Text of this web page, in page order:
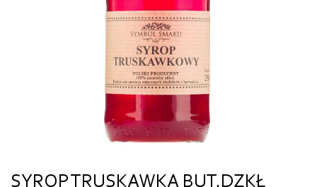
SYROP TRUSKAWKA BUT.DZKŁ